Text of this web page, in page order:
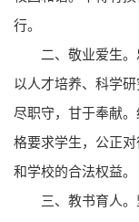
行。
二、敬业爱生。忠
以人才培养、科学
尽职守，甘于奉献
格要求学生，公正
和学校的合法权益。
三、教书育人。